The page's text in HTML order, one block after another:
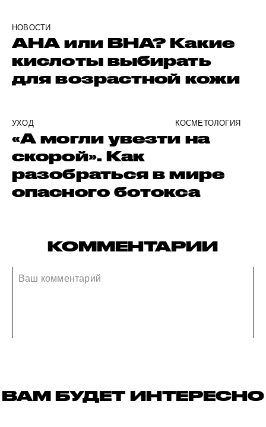
НОВОСТИ
AHA или BHA? Какие
кислоты выбирать
для возрастной кожи
УХОД КОСМЕТОЛОГИЯ
«А могли увезти на
скорой». Как
разобраться в мире
опасного ботокса
КОММЕНТАРИИ
ВАМ БУДЕТ ИНТЕРЕСНО